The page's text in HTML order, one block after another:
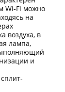
Wi-Fi можно
на
воздуха, в
лампа,
и